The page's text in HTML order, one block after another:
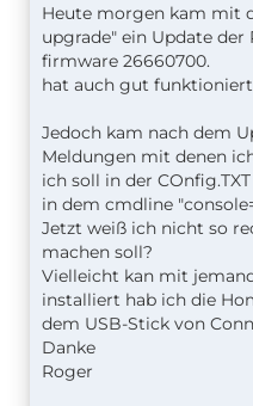
Heute morgen kam mit
upgrade" ein Update der
firmware 26660700.
hat auch gut
Jedoch kam nach dem
Meldungen mit denen
ich soll in der
in dem cmdline
Jetzt weiß ich nicht so
machen soll?
Vielleicht kan mit
installiert hab ich die
dem USB-Stick von
Danke
Roger